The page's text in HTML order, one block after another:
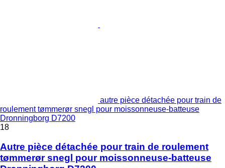
autre pièce détachée pour train de
roulement tømmerør snegl pour moissonneuse-batteuse
Dronningborg D7200
18
Autre pièce détachée pour train de roulement
tømmerør snegl pour moissonneuse-batteuse